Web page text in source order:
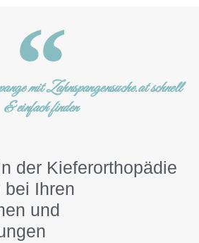
mit Zahnspangensuche.at schnell
& einfach finden
der Kieferorthopädie
bei Ihren
und